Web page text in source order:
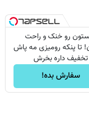
رو خنک و راحت
تا پنکه رومیزی مه پاش
تخفیف داره بخرش
سفارش بده!